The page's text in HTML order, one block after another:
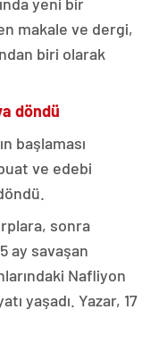
makale ve dergi,
biri olarak
döndü
başlaması
ve edebi
sonra
ay savaşan
Nafliyon
yaşadı. Yazar, 17